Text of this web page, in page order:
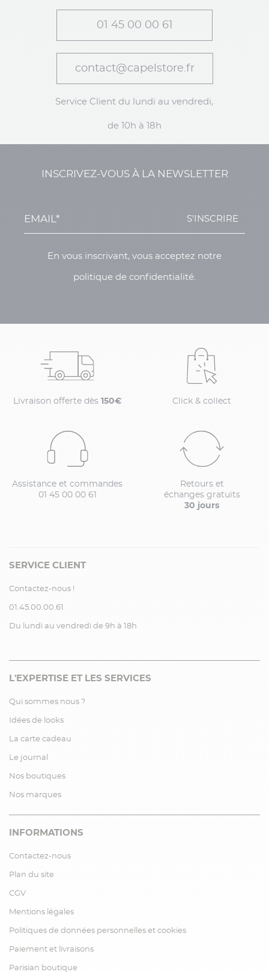
01 45 00 00 61
contact@capelstore.fr
Service Client du lundi au vendredi,
de 10h à 18h
INSCRIVEZ-VOUS À LA NEWSLETTER
S'INSCRIRE
En vous inscrivant, vous acceptez notre
politique de confidentialité.
Livraison offerte dès 150€ Click & collect
Assistance et commandes
01 45 00 00 61
Retours et
échanges gratuits
30 jours
SERVICE CLIENT
Contactez-nous !
01.45.00.00.61
Du lundi au vendredi de 9h à 18h
L'EXPERTISE ET LES SERVICES
Qui sommes nous ?
Idées de looks
La carte cadeau
Le journal
Nos boutiques
Nos marques
INFORMATIONS
Contactez-nous
Plan du site
CGV
Mentions légales
Politiques de données personnelles et cookies
Paiement et livraisons
Parisian boutique